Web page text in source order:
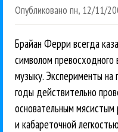
Опубликовано пн, 12/11/
Брайан Ферри всегда
символом превосходного
музыку. Эксперименты на
годы действительно
основательным
и кабареточной